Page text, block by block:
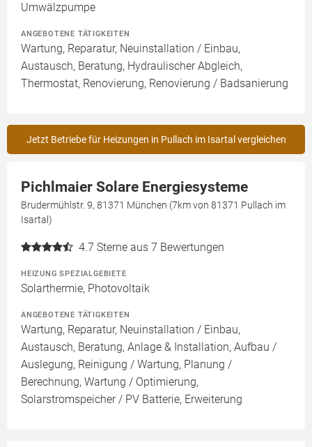
Umwälzpumpe
ANGEBOTENE TÄTIGKEITEN
Wartung, Reparatur, Neuinstallation / Einbau,
Austausch, Beratung, Hydraulischer Abgleich,
Thermostat, Renovierung, Renovierung / Badsanierung
Jetzt Betriebe für Heizungen in Pullach im Isartal vergleichen
Pichlmaier Solare Energiesysteme
Brudermühlstr. 9, 81371 München (7km von 81371 Pullach im
Isartal)
4.7 Sterne aus 7 Bewertungen
HEIZUNG SPEZIALGEBIETE
Solarthermie, Photovoltaik
ANGEBOTENE TÄTIGKEITEN
Wartung, Reparatur, Neuinstallation / Einbau,
Austausch, Beratung, Anlage & Installation, Aufbau /
Auslegung, Reinigung / Wartung, Planung /
Berechnung, Wartung / Optimierung,
Solarstromspeicher / PV Batterie, Erweiterung